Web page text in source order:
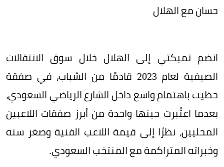
حسان مع الهلال
انضم تمبكتي إلى الهلال خلال سوق الانتقالات
الصيفية لعام 2023 قادمًا من الشباب، في صفقة
حظيت باهتمام واسع داخل الشارع الرياضي السعودي،
بعدما اعتُبرت حينها واحدة من أبرز صفقات اللاعبين
المحليين، نظرًا إلى قيمة اللاعب الفنية وصغر سنه
وخبراته المتراكمة مع المنتخب السعودي.